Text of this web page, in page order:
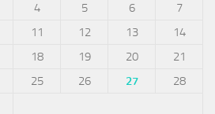
4 5 6
7
11 12 13
14
18 19 20
21
25 26 27
28